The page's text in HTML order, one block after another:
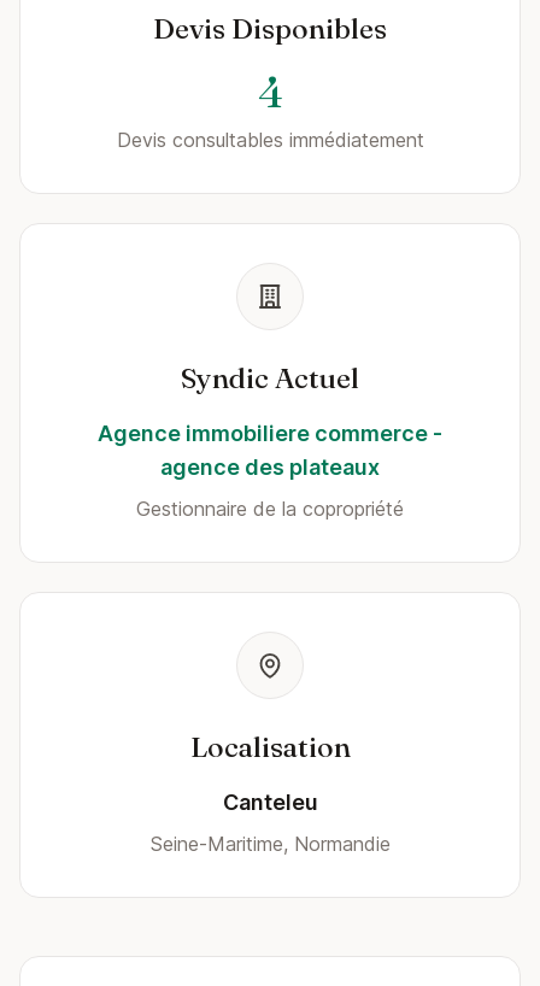
Devis Disponibles
4
Devis consultables immédiatement
Syndic Actuel
Agence immobiliere commerce -
agence des plateaux
Gestionnaire de la copropriété
Localisation
Canteleu
Seine-Maritime, Normandie